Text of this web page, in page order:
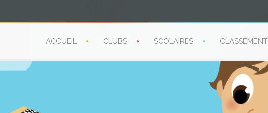
ACCUEIL CLUBS SCOLAIRES CLASSEMENT